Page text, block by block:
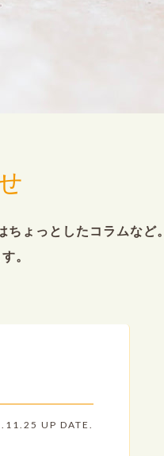
ょっとしたコラムなど。
。
UP DATE.